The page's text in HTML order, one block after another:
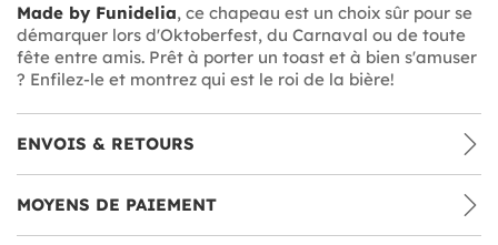
Made by Funidelia, ce chapeau est un choix sûr pour se
démarquer lors d'Oktoberfest, du Carnaval ou de toute
fête entre amis. Prêt à porter un toast et à bien s'amuser
? Enfilez-le et montrez qui est le roi de la bière!
ENVOIS & RETOURS
MOYENS DE PAIEMENT